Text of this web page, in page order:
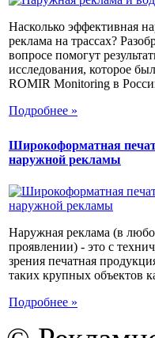
Насколько эффективная
реклама на трассах?
вопросе помогут
исследования, которое
ROMIR Monitoring в
Подробнее »
Широкоформатная
наружной рекламы
Наружная реклама (в
проявлении) - это с
зрения печатная
таких крупных объектов
Подробнее »